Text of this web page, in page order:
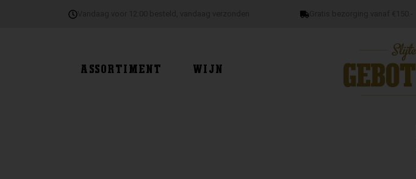
ASSORTIMENT WIJN